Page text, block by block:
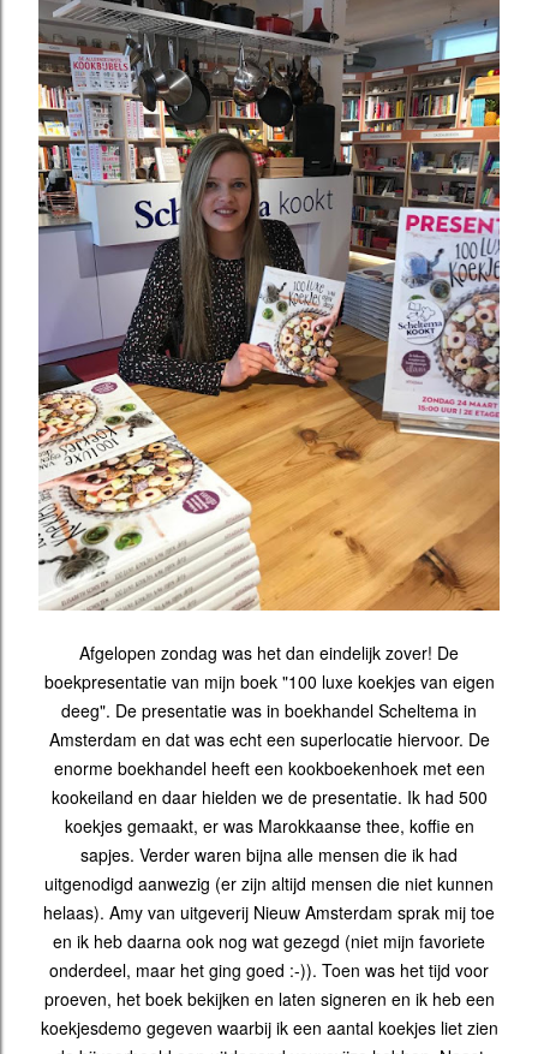
Afgelopen zondag was het dan eindelijk zover! De
boekpresentatie van mijn boek "100 luxe koekjes van eigen
deeg". De presentatie was in boekhandel Scheltema in
Amsterdam en dat was echt een superlocatie hiervoor. De
enorme boekhandel heeft een kookboekenhoek met een
kookeiland en daar hielden we de presentatie. Ik had 500
koekjes gemaakt, er was Marokkaanse thee, koffie en
sapjes. Verder waren bijna alle mensen die ik had
uitgenodigd aanwezig (er zijn altijd mensen die niet kunnen
helaas). Amy van uitgeverij Nieuw Amsterdam sprak mij toe
en ik heb daarna ook nog wat gezegd (niet mijn favoriete
onderdeel, maar het ging goed :-)). Toen was het tijd voor
proeven, het boek bekijken en laten signeren en ik heb een
koekjesdemo gegeven waarbij ik een aantal koekjes liet zien